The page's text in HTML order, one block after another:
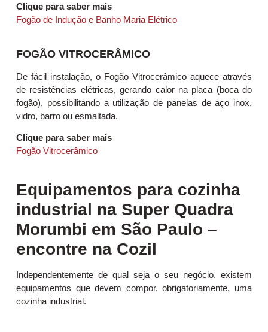
Clique para saber mais
Fogão de Indução e Banho Maria Elétrico
FOGÃO VITROCERÂMICO
De fácil instalação, o Fogão Vitrocerâmico aquece através
de resistências elétricas, gerando calor na placa (boca do
fogão), possibilitando a utilização de panelas de aço inox,
vidro, barro ou esmaltada.
Clique para saber mais
Fogão Vitrocerâmico
Equipamentos para cozinha
industrial na Super Quadra
Morumbi em São Paulo –
encontre na Cozil
Independentemente de qual seja o seu negócio, existem
equipamentos que devem compor, obrigatoriamente, uma
cozinha industrial.